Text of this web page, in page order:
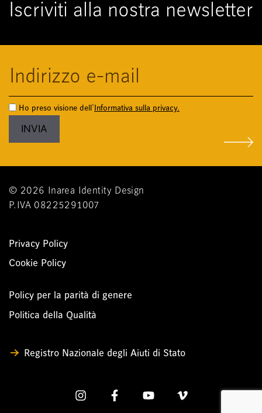
Iscriviti alla nostra newsletter
Ho preso visione dell'Informativa sulla privacy.
© 2026 Inarea Identity Design
P.IVA 08225291007
Privacy Policy
Cookie Policy
Policy per la parità di genere
Politica della Qualità
Registro Nazionale degli Aiuti di Stato